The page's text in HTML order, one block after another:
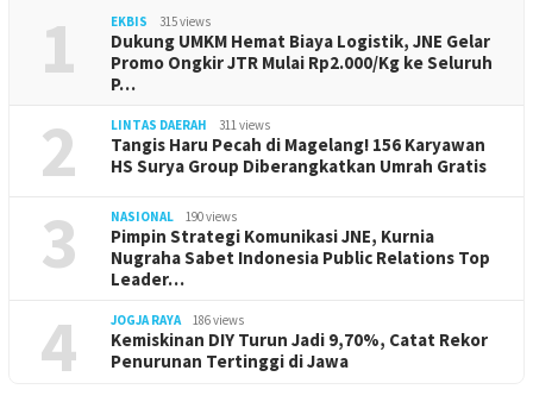
1 EKBIS 315 views
Dukung UMKM Hemat Biaya Logistik, JNE Gelar
Promo Ongkir JTR Mulai Rp2.000/Kg ke Seluruh
P…
2 LINTAS DAERAH 311 views
Tangis Haru Pecah di Magelang! 156 Karyawan
HS Surya Group Diberangkatkan Umrah Gratis
3 NASIONAL 190 views
Pimpin Strategi Komunikasi JNE, Kurnia
Nugraha Sabet Indonesia Public Relations Top
Leader…
4 JOGJA RAYA 186 views
Kemiskinan DIY Turun Jadi 9,70%, Catat Rekor
Penurunan Tertinggi di Jawa